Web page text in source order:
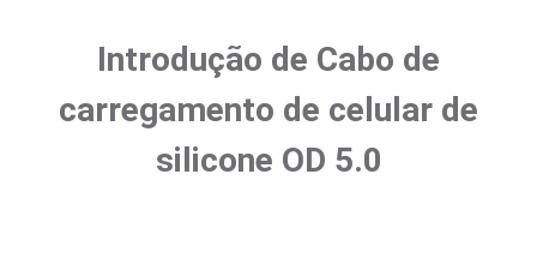
Introdução de Cabo de
carregamento de celular de
silicone OD 5.0